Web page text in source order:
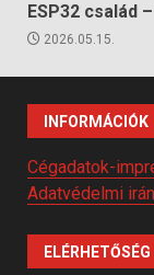
ESP32 család
2026.05.15.
INFORMÁCIÓK
Cégadatok-
Adatvédelmi
ELÉRHETŐSÉG